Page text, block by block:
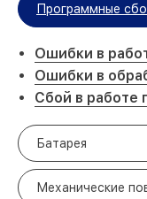
Программные
Ошибки в
Ошибки в
Сбой в работе
Батарея
Механические